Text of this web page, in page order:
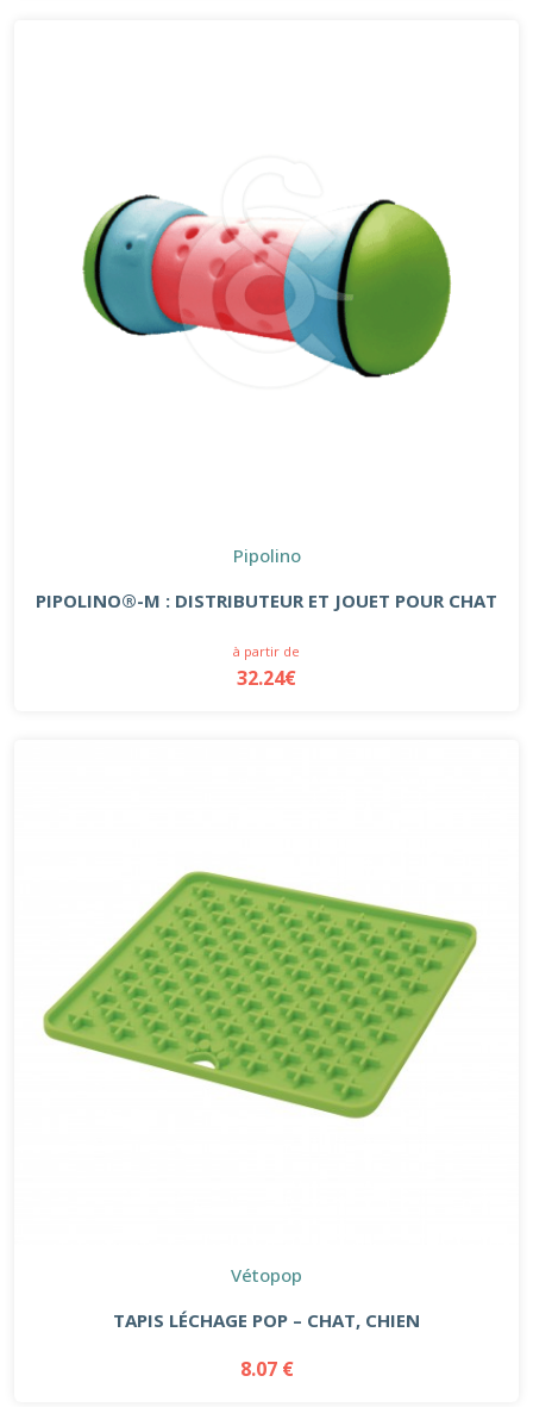
Pipolino
PIPOLINO®-M : DISTRIBUTEUR ET JOUET POUR CHAT
à partir de
32.24€
Vétopop
TAPIS LÉCHAGE POP – CHAT, CHIEN
8.07 €